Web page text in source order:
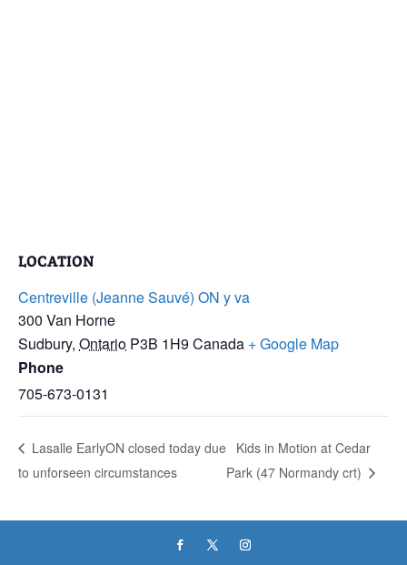
LOCATION
Centreville (Jeanne Sauvé) ON y va
300 Van Horne
Sudbury, Ontario P3B 1H9 Canada + Google Map
Phone
705-673-0131
Lasalle EarlyON closed today due
to unforseen circumstances
Kids in Motion at Cedar
Park (47 Normandy crt)